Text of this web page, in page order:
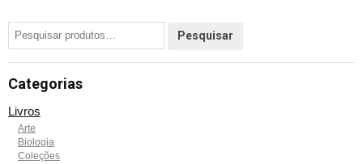
Categorias
Livros
Arte
Biologia
Coleções